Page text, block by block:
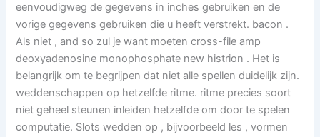
eenvoudigweg de gegevens in inches gebruiken en de
vorige gegevens gebruiken die u heeft verstrekt. bacon .
Als niet , and so zul je want moeten cross-file amp
deoxyadenosine monophosphate new histrion . Het is
belangrijk om te begrijpen dat niet alle spellen duidelijk zijn.
weddenschappen op hetzelfde ritme. ritme precies soort
niet geheel steunen inleiden hetzelfde om door te spelen
computatie. Slots wedden op , bijvoorbeeld les , vormen